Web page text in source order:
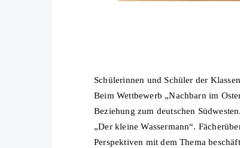
Schülerinnen und Schüler der
Beim Wettbewerb „Nachbarn im
Beziehung zum deutschen
„Der kleine Wassermann“.
Perspektiven mit dem Thema